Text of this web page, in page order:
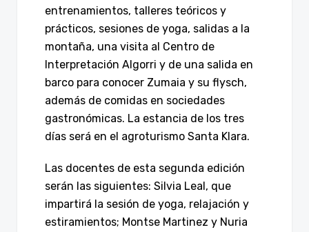
entrenamientos, talleres teóricos y
prácticos, sesiones de yoga, salidas a la
montaña, una visita al Centro de
Interpretación Algorri y de una salida en
barco para conocer Zumaia y su flysch,
además de comidas en sociedades
gastronómicas. La estancia de los tres
días será en el agroturismo Santa Klara.
Las docentes de esta segunda edición
serán las siguientes: Silvia Leal, que
impartirá la sesión de yoga, relajación y
estiramientos; Montse Martinez y Nuria